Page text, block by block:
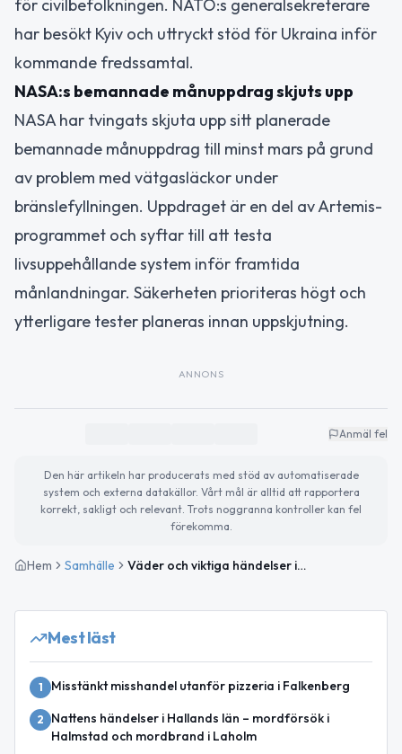
för civilbefolkningen. NATO:s generalsekreterare
har besökt Kyiv och uttryckt stöd för Ukraina inför
kommande fredssamtal.
NASA:s bemannade månuppdrag skjuts upp
NASA har tvingats skjuta upp sitt planerade
bemannade månuppdrag till minst mars på grund
av problem med vätgasläckor under
bränslefyllningen. Uppdraget är en del av Artemis-
programmet och syftar till att testa
livsuppehållande system inför framtida
månlandningar. Säkerheten prioriteras högt och
ytterligare tester planeras innan uppskjutning.
ANNONS
Anmäl fel
Den här artikeln har producerats med stöd av automatiserade
system och externa datakällor. Vårt mål är alltid att rapportera
korrekt, sakligt och relevant. Trots noggranna kontroller kan fel
förekomma.
Hem Samhälle Väder och viktiga händelser i Falkenberg idag
Mest läst
1 Misstänkt misshandel utanför pizzeria i Falkenberg
2
Nattens händelser i Hallands län – mordförsök i
Halmstad och mordbrand i Laholm